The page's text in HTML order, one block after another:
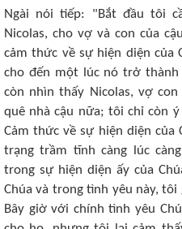
Ngài nói tiếp: "Bắt đầu tôi
Nicolas, cho vợ và con của
cảm thức về sự hiện diện của
cho đến một lúc nó trở
còn nhìn thấy Nicolas, vợ con
quê nhà cậu nữa; tôi chỉ còn
Cảm thức về sự hiện diện
trạng trầm tĩnh càng lúc
trong sự hiện diện ấy của
Chúa và trong tình yêu này, tôi
Bây giờ với chính tình yêu